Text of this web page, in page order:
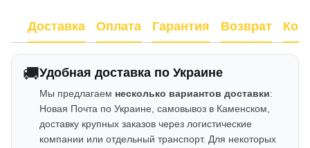
Доставка Оплата Гарантия Возврат
🚚Удобная доставка по Украине
Мы предлагаем несколько вариантов доставки:
Новая Почта по Украине, самовывоз в Каменском,
доставку крупных заказов через логистические
компании или отдельный транспорт. Для некоторых